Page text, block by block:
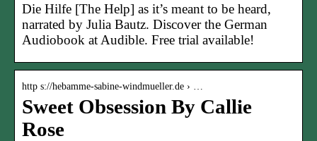
Die Hilfe [The Help] as it’s meant to be heard,
narrated by Julia Bautz. Discover the German
Audiobook at Audible. Free trial available!
http s://hebamme-sabine-windmueller.de › …
Sweet Obsession By Callie
Rose